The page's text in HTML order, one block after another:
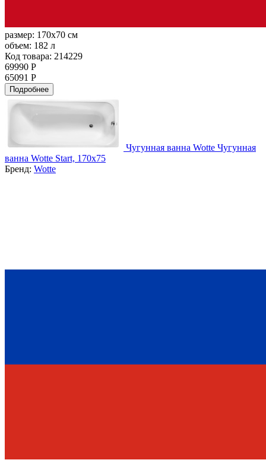
размер: 170x70 см
объем: 182 л
Код товара: 214229
69990 Р
65091 Р
Подробнее
Чугунная ванна Wotte Чугунная
ванна Wotte Start, 170х75
Бренд: Wotte